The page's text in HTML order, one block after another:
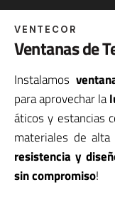
VENTECOR
Ventanas de
Instalamos
para aprovechar la
áticos y estancias
materiales de alta
resistencia y
sin compromiso!